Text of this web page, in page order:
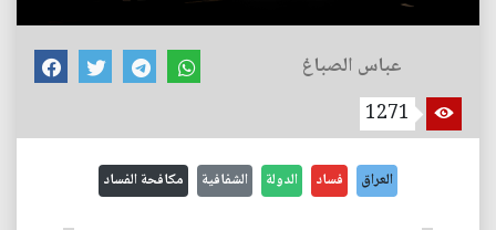
عباس الصباغ
1271
العراق فساد الدولة الشفافية مكافحة الفساد